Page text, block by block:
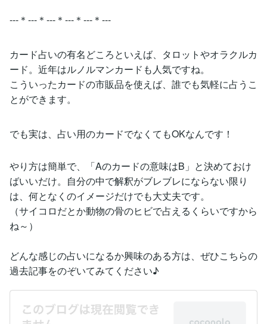
---＊---＊---＊---＊---＊---
カード占いの有名どころといえば、タロットやオラクルカ
ード。近年はルノルマンカードも人気ですね。
こういったカードの市販品を使えば、誰でも気軽に占うこ
とができます。
でも実は、占い用のカードでなくてもOKなんです！
やり方は簡単で、「Aのカードの意味はB」と決めておけ
ばいいだけ。自分の中で解釈がブレブレにならない限り
は、何となくのイメージだけでも大丈夫です。
（サイコロだとか動物の骨のヒビで占えるくらいですから
ね～）
どんな感じの占いになるか興味のある方は、ぜひこちらの
過去記事をのぞいてみてください♪